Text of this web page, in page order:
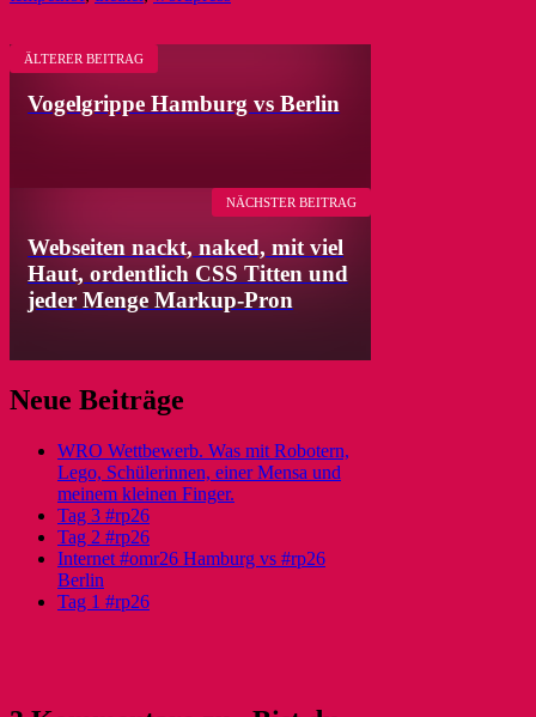
ÄLTERER BEITRAG
Vogelgrippe Hamburg vs Berlin
Webseiten nackt, naked, mit viel
Haut, ordentlich CSS Titten und
jeder Menge Markup-Pron
NÄCHSTER BEITRAG
Neue Beiträge
WRO Wettbewerb. Was mit Robotern,
Lego, Schülerinnen, einer Mensa und
meinem kleinen Finger.
Tag 3 #rp26
Tag 2 #rp26
Internet #omr26 Hamburg vs #rp26
Berlin
Tag 1 #rp26